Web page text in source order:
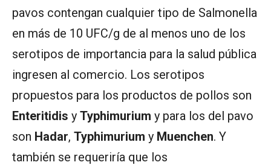
pavos contengan cualquier tipo de Salmonella
en más de 10 UFC/g de al menos uno de los
serotipos de importancia para la salud pública
ingresen al comercio. Los serotipos
propuestos para los productos de pollos son
Enteritidis y Typhimurium y para los del pavo
son Hadar, Typhimurium y Muenchen. Y
también se requeriría que los